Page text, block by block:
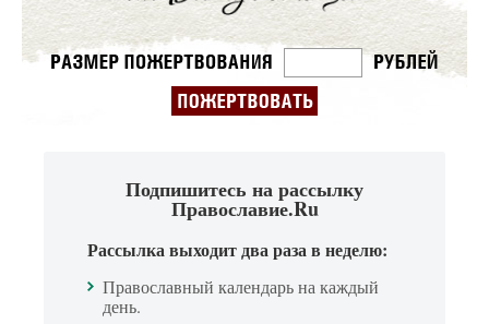
Подпишитесь на рассылку
Православие.Ru
Рассылка выходит два раза в неделю:
Православный календарь на каждый
день.